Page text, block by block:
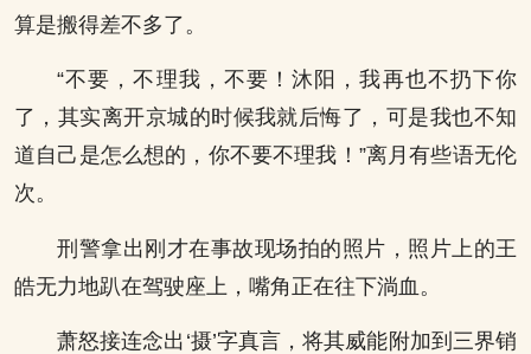
算是搬得差不多了。
“不要，不理我，不要！沐阳，我再也不扔下你
了，其实离开京城的时候我就后悔了，可是我也不知
道自己是怎么想的，你不要不理我！”离月有些语无伦
次。
刑警拿出刚才在事故现场拍的照片，照片上的王
皓无力地趴在驾驶座上，嘴角正在往下淌血。
萧怒接连念出‘摄’字真言，将其威能附加到三界销